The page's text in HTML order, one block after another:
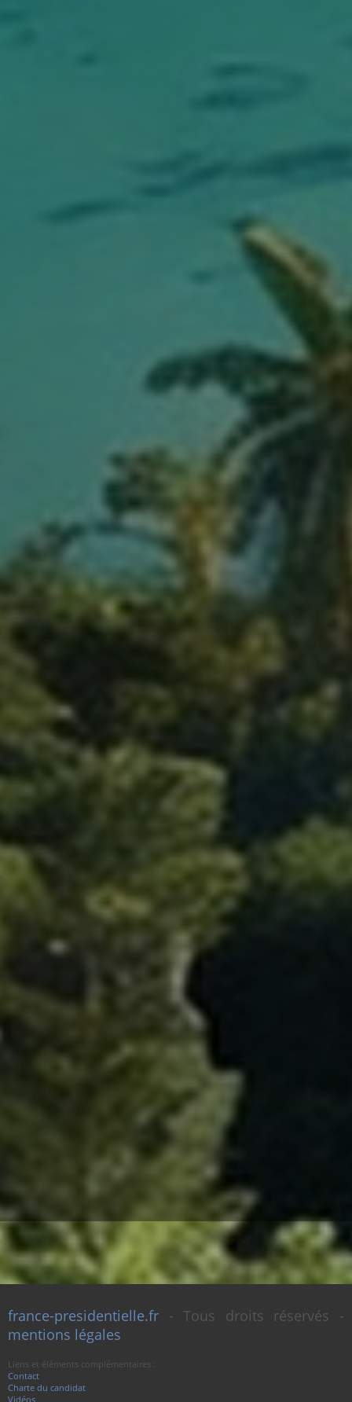
france-presidentielle.fr - Tous droits réservés -
mentions légales
Liens et éléments complémentaires :
Contact
Charte du candidat
Vidéos